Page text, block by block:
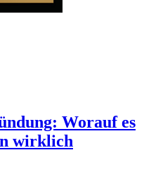
Worauf es
wirklich